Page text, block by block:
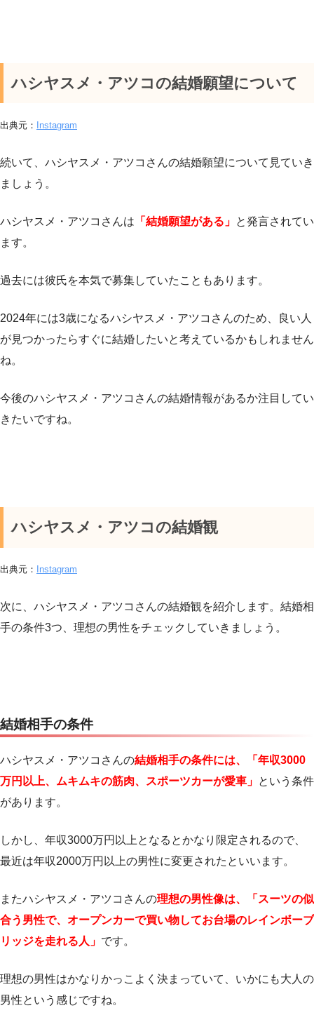
ハシヤスメ・アツコの結婚願望について
出典元： Instagram
続いて、ハシヤスメ・アツコさんの結婚願望について見ていき
ましょう。
ハシヤスメ・アツコさんは 「結婚願望がある」 と発言されてい
ます。
過去には彼氏を本気で募集していたこともあります。
2024年には3歳になるハシヤスメ・アツコさんのため、良い人
が見つかったらすぐに結婚したいと考えているかもしれません
ね。
今後のハシヤスメ・アツコさんの結婚情報があるか注目してい
きたいですね。
ハシヤスメ・アツコの結婚観
出典元： Instagram
次に、ハシヤスメ・アツコさんの結婚観を紹介します。結婚相
手の条件3つ、理想の男性をチェックしていきましょう。
結婚相手の条件
ハシヤスメ・アツコさんの結婚相手の条件には、「年収3000
万円以上、ムキムキの筋肉、スポーツカーが愛車」 という条件
があります。
しかし、年収3000万円以上となるとかなり限定されるので、
最近は年収2000万円以上の男性に変更されたといいます。
またハシヤスメ・アツコさんの理想の男性像は、「スーツの似
合う男性で、オープンカーで買い物してお台場のレインボーブ
リッジを走れる人」 です。
理想の男性はかなりかっこよく決まっていて、いかにも大人の
男性という感じですね。